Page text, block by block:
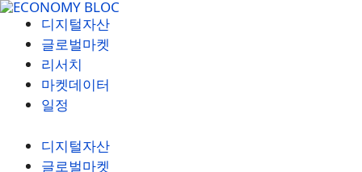
컨
디지털자산
글로벌마켓
리서치
마켓데이터
일정
디지털자산
글로벌마켓